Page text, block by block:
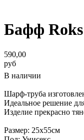
Бафф
590,00
руб
В наличии
Шарф-труба
Идеальное решение
Изделие прекрасно
Размер: 25х55см